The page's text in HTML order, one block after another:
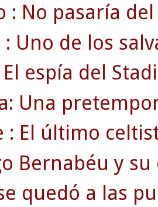
: No pasaría
Uno de los
espía del
Una
: El último
Bernabéu y
quedó a las